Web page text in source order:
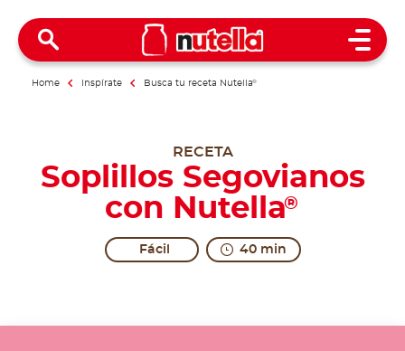
Open
Home Inspírate Busca tu receta Nutella®
RECETA
Soplillos Segovianos
con Nutella®
Fácil 40 min